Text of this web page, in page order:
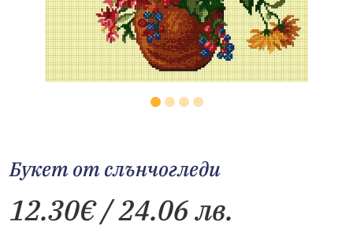
Букет от слънчогледи
12.30€/ 24.06 лв.